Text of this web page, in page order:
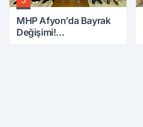
MHP Afyon’da Bayrak
Değişimi!